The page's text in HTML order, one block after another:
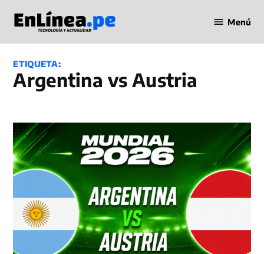
contenido
en Línea
Menú
ETIQUETA:
Argentina vs Austria